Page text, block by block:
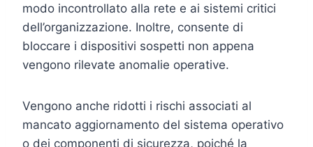
modo incontrollato alla rete e ai sistemi critici
dell’organizzazione. Inoltre, consente di
bloccare i dispositivi sospetti non appena
vengono rilevate anomalie operative.
Vengono anche ridotti i rischi associati al
mancato aggiornamento del sistema operativo
o dei componenti di sicurezza, poiché la